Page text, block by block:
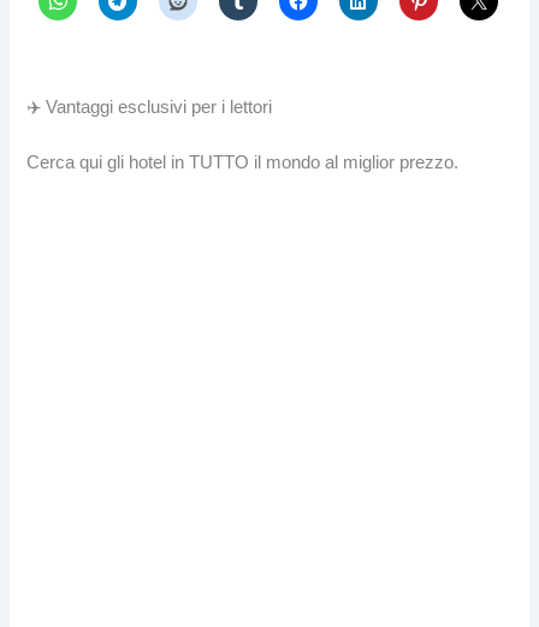
✈️ Vantaggi esclusivi per i lettori
Cerca qui gli hotel in TUTTO il mondo al miglior prezzo.